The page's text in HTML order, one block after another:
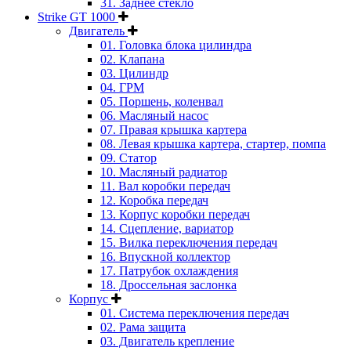
31. Заднее стекло
Strike GT 1000
Двигатель
01. Головка блока цилиндра
02. Клапана
03. Цилиндр
04. ГРМ
05. Поршень, коленвал
06. Масляный насос
07. Правая крышка картера
08. Левая крышка картера, стартер, помпа
09. Статор
10. Масляный радиатор
11. Вал коробки передач
12. Коробка передач
13. Корпус коробки передач
14. Сцепление, вариатор
15. Вилка переключения передач
16. Впускной коллектор
17. Патрубок охлаждения
18. Дроссельная заслонка
Корпус
01. Система переключения передач
02. Рама защита
03. Двигатель крепление